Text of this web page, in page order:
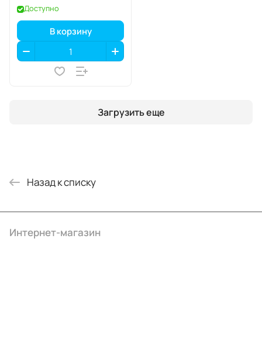
eSIM
Доступно
В корзину
Загрузить еще
Назад к списку
Интернет-магазин